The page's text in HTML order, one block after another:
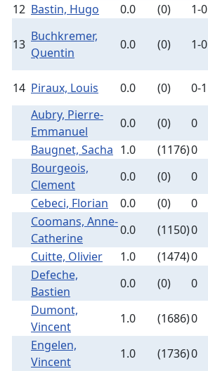
12 Bastin, Hugo 0.0 (0) 1-0
13
Buchkremer,
Quentin
0.0 (0) 1-0
14 Piraux, Louis 0.0 (0) 0-1
Aubry, Pierre-
Emmanuel
0.0 (0) 0
Baugnet, Sacha 1.0 (1176)0
Bourgeois,
Clement
0.0 (0) 0
Cebeci, Florian
0.0 (0) 0
Coomans, Anne-
Catherine
0.0 (1150)0
Cuitte, Olivier
1.0 (1474)0
Defeche,
Bastien
0.0 (0) 0
Dumont,
Vincent
1.0 (1686)0
Engelen,
Vincent
1.0 (1736)0